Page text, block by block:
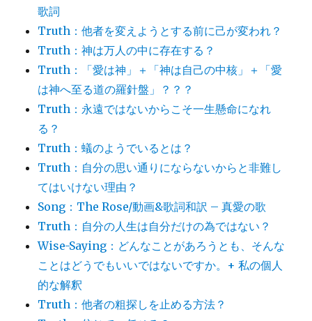
歌詞
Truth：他者を変えようとする前に己が変われ？
Truth：神は万人の中に存在する？
Truth：「愛は神」＋「神は自己の中核」＋「愛
は神へ至る道の羅針盤」？？？
Truth：永遠ではないからこそ一生懸命になれ
る？
Truth：蟻のようでいるとは？
Truth：自分の思い通りにならないからと非難し
てはいけない理由？
Song：The Rose/動画&歌詞和訳 – 真愛の歌
Truth：自分の人生は自分だけの為ではない？
Wise-Saying：どんなことがあろうとも、そんな
ことはどうでもいいではないですか。+ 私の個人
的な解釈
Truth：他者の粗探しを止める方法？